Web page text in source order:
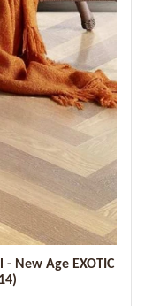
New Age EXOTIC